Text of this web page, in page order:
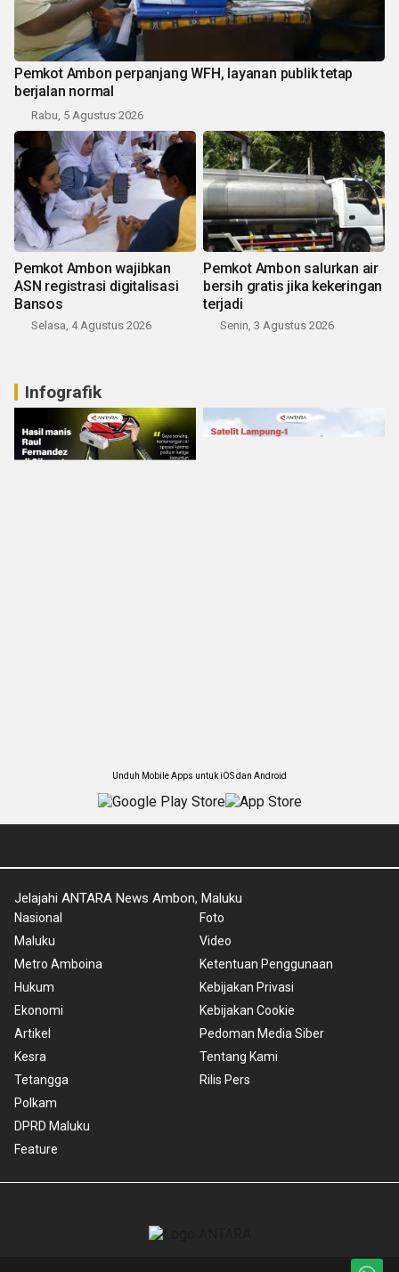
Pemkot Ambon perpanjang WFH, layanan publik tetap
berjalan normal
Rabu, 5 Agustus 2026
Pemkot Ambon wajibkan
ASN registrasi digitalisasi
Bansos
Selasa, 4 Agustus 2026
Pemkot Ambon salurkan air
bersih gratis jika kekeringan
terjadi
Senin, 3 Agustus 2026
Infografik
Unduh Mobile Apps untuk iOS dan Android
Jelajahi ANTARA News Ambon, Maluku
Nasional
Maluku
Metro Amboina
Hukum
Ekonomi
Artikel
Kesra
Tetangga
Polkam
DPRD Maluku
Feature
Foto
Video
Ketentuan Penggunaan
Kebijakan Privasi
Kebijakan Cookie
Pedoman Media Siber
Tentang Kami
Rilis Pers